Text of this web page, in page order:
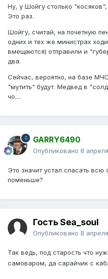
Ну, у Шойгу столько
Это раз.
Шойгу, считай, на почетную
одних и тех же министрах
вмещаются) отправили и
два.
Сейчас, вероятно, на базе
"мутить" будут. Медвед в
чо....
GARRY6490
Опубликовано 8
Это значит устал спасать всю
поменьше?
Гость Sea_soul
Опубликовано 8
Так ведь, под старость что
самоваром, да сарайчик с